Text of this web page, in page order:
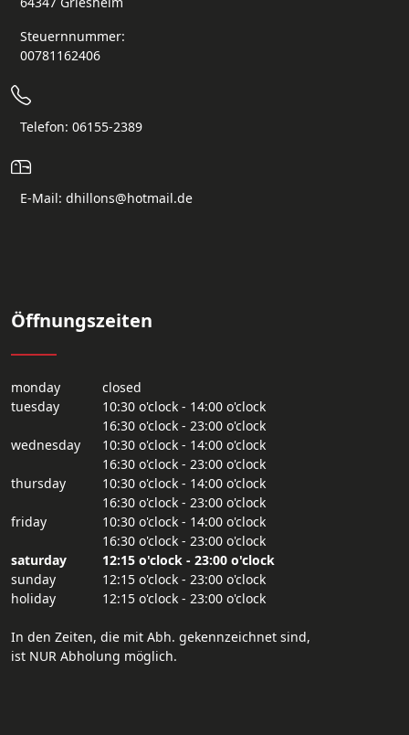
Steuernnummer:
00781162406
Telefon: 06155-2389
E-Mail: dhillons@hotmail.de
Öffnungszeiten
monday
closed
tuesday
10:30 o'clock - 14:00 o'clock
16:30 o'clock - 23:00 o'clock
wednesday
10:30 o'clock - 14:00 o'clock
16:30 o'clock - 23:00 o'clock
thursday
10:30 o'clock - 14:00 o'clock
16:30 o'clock - 23:00 o'clock
friday
10:30 o'clock - 14:00 o'clock
16:30 o'clock - 23:00 o'clock
saturday
12:15 o'clock - 23:00 o'clock
sunday
12:15 o'clock - 23:00 o'clock
holiday
12:15 o'clock - 23:00 o'clock
In den Zeiten, die mit Abh. gekennzeichnet sind,
ist NUR Abholung möglich.